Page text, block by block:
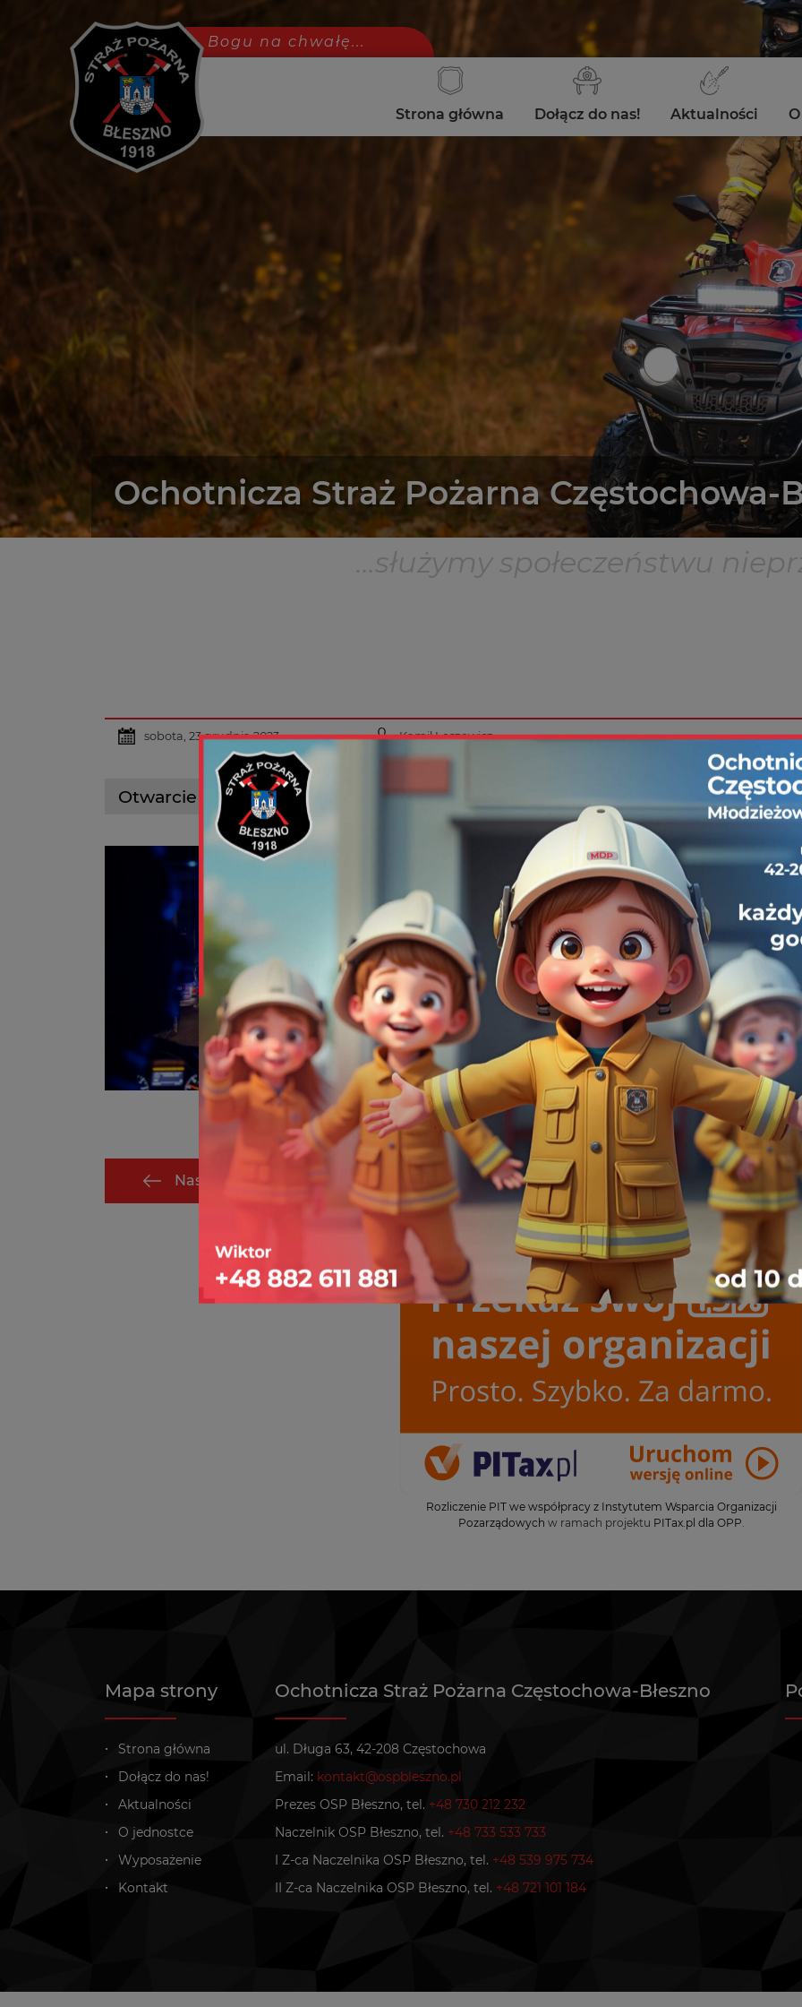
Bogu na chwałę...
Strona główna Dołącz do nas! Aktualności
Ochotnicza Straż Pożarna Częstochowa-
...służymy społeczeństwu
sobota, 23 grudnia 2023 Kamil Leszewicz
Otwarcie mieszkania ul. Bienia
21 grudnia 2023 roku byliśmy dysponowani
zalanej drogi na ulicy Chałubińskiego, o
ulicy Sosnowej i następnie do otwarcia
Do trzeciego zdarzenia przedysponowano
wymagała natychmiastowej pomocy nie mogła
na ich wyważeniu w celu dostępu do
Medycznego.
Do wymienionych zdarzeń wyjechaliśmy
Benz Atego 1329 AF.
Pełna fotorelacja znajduje się pod tym
Następny
Rozliczenie PIT we współpracy z Instytutem Wsparcia Organizacji
Pozarządowych w ramach projektu PITax.pl dla OPP
Mapa strony
Strona główna
Dołącz do nas!
Aktualności
O jednostce
Wyposażenie
Kontakt
Ochotnicza Straż Pożarna Częstochowa-Błeszno
ul. Długa 63, 42-208 Częstochowa
Email: kontakt@ospbleszno.pl
Prezes OSP Błeszno, tel. +48 730 212 232
Naczelnik OSP Błeszno, tel. +48 733 533 733
I Z-ca Naczelnika OSP Błeszno, tel. +48 539 975 734
II Z-ca Naczelnika OSP Błeszno, tel. +48 721 101 184